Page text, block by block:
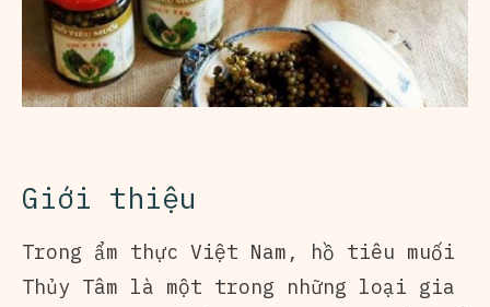
Giới thiệu
Trong ẩm thực Việt Nam, hồ tiêu muối
Thủy Tâm là một trong những loại gia